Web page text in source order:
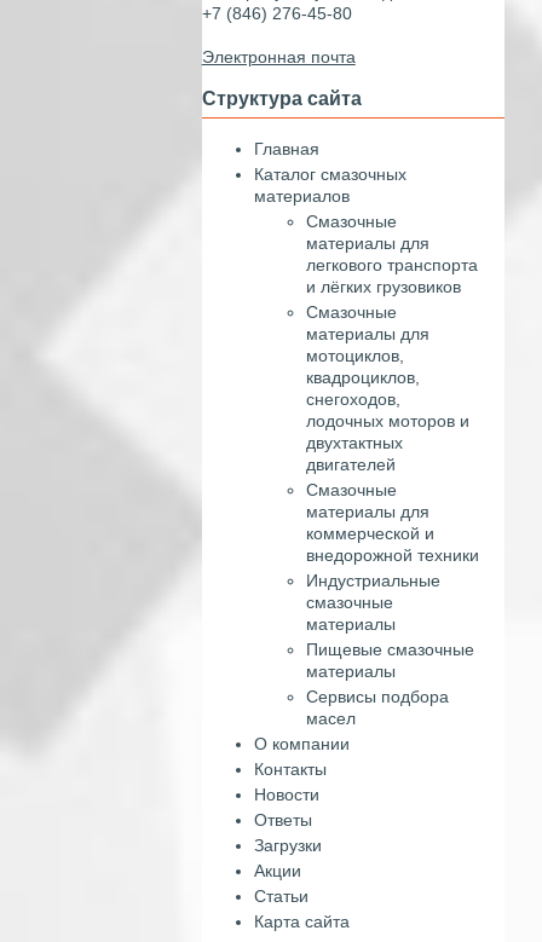
+7 (846) 276-45-80
Электронная почта
Структура сайта
Главная
Каталог смазочных
материалов
Смазочные
материалы для
легкового транспорта
и лёгких грузовиков
Смазочные
материалы для
мотоциклов,
квадроциклов,
снегоходов,
лодочных моторов и
двухтактных
двигателей
Смазочные
материалы для
коммерческой и
внедорожной техники
Индустриальные
смазочные
материалы
Пищевые смазочные
материалы
Сервисы подбора
масел
О компании
Контакты
Новости
Ответы
Загрузки
Акции
Статьи
Карта сайта